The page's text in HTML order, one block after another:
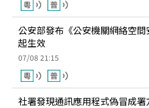
公安部發布《公安機關網絡空
起生效
07/08 21:15
社署發現通訊應用程式偽冒成